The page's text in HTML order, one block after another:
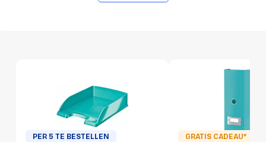
Gewicht
958 g
PER 5 TE BESTELLEN GRATIS CADEAU*